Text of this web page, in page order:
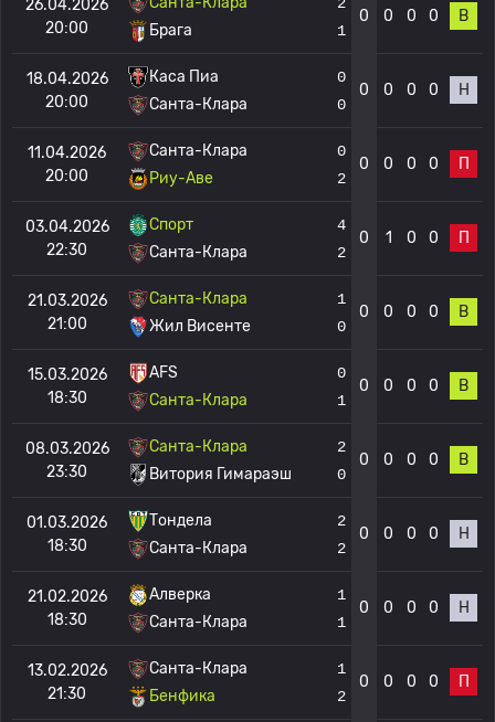
26.04.2026
20:00
Брага
1
0 0 0 0 В
18.04.2026
20:00
Каса Пиа
Санта-Клара
0
0
0 0 0 0 Н
11.04.2026
20:00
Санта-Клара
Риу-Аве
0
2
0 0 0 0 П
03.04.2026
22:30
Спорт
Санта-Клара
4
2
0 1 0 0 П
21.03.2026
21:00
Санта-Клара
Жил Висенте
1
0
0 0 0 0 В
15.03.2026
18:30
AFS
Санта-Клара
0
1
0 0 0 0 В
08.03.2026
23:30
Санта-Клара
Витория Гимараэш
2
0
0 0 0 0 В
01.03.2026
18:30
Тондела
Санта-Клара
2
2
0 0 0 0 Н
21.02.2026
18:30
Алверка
Санта-Клара
1
1
0 0 0 0 Н
13.02.2026
21:30
Санта-Клара
Бенфика
1
2
0 0 0 0 П